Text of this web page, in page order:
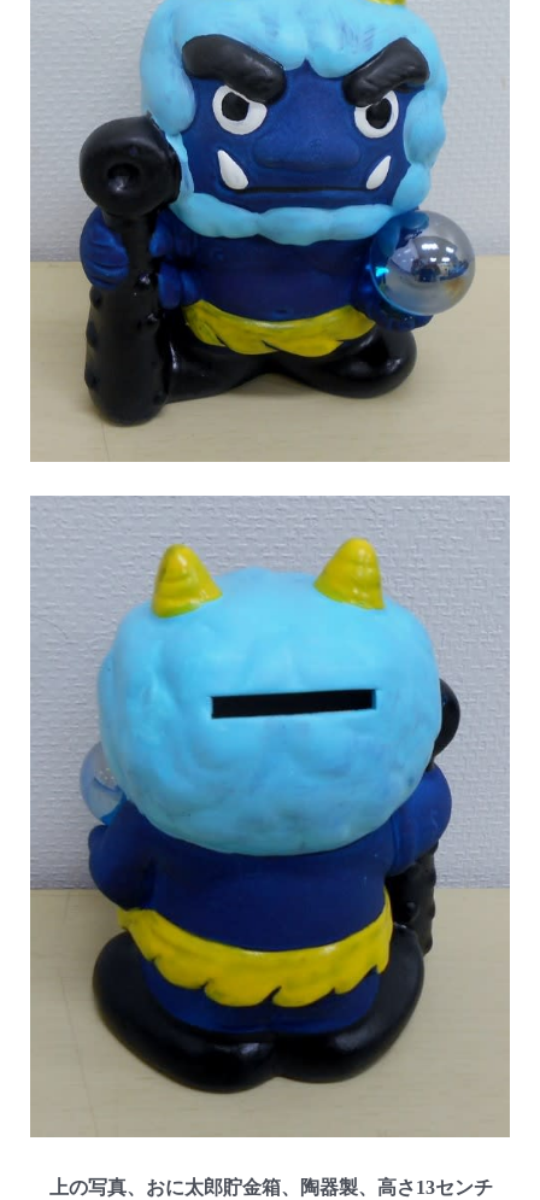
上の写真、おに太郎貯金箱、陶器製、高さ13センチ